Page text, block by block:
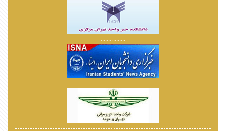
................
................